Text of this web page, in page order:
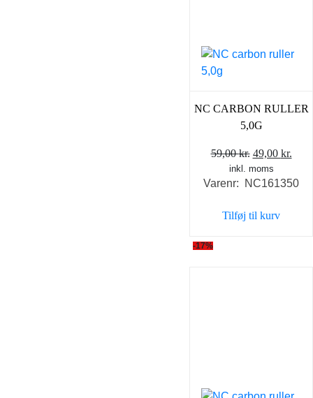
NC CARBON RULLER
5,0G
59,00kr. Den
oprindelige
pris
59,00 kr..
49,00 kr.
pris
inkl. moms
Varenr: NC161350
Tilføj til kurv
-17%